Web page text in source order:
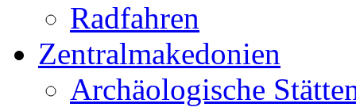
Radfahren
Zentralmakedonien
Archäologische